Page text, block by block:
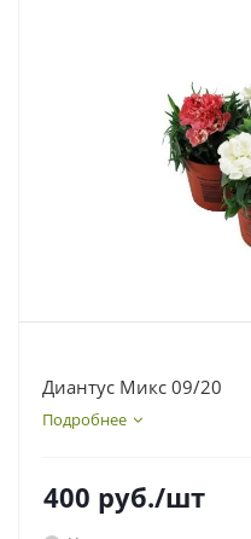
Диантус Микс 09/20
Подробнее
400 руб./шт